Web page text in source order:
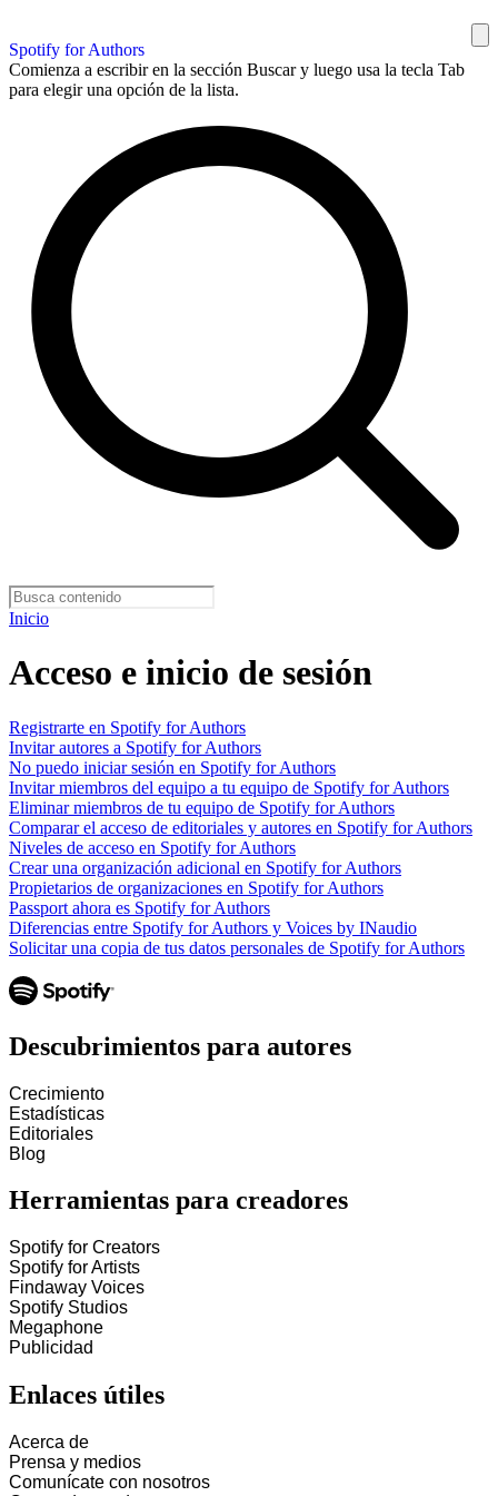
Spotify for Authors
Comienza a escribir en la sección Buscar y luego usa la tecla Tab
para elegir una opción de la lista.
Inicio
Acceso e inicio de sesión
Registrarte en Spotify for Authors
Invitar autores a Spotify for Authors
No puedo iniciar sesión en Spotify for Authors
Invitar miembros del equipo a tu equipo de Spotify for Authors
Eliminar miembros de tu equipo de Spotify for Authors
Comparar el acceso de editoriales y autores en Spotify for Authors
Niveles de acceso en Spotify for Authors
Crear una organización adicional en Spotify for Authors
Propietarios de organizaciones en Spotify for Authors
Passport ahora es Spotify for Authors
Diferencias entre Spotify for Authors y Voices by INaudio
Solicitar una copia de tus datos personales de Spotify for Authors
Descubrimientos para autores
Crecimiento
Estadísticas
Editoriales
Blog
Herramientas para creadores
Spotify for Creators
Spotify for Artists
Findaway Voices
Spotify Studios
Megaphone
Publicidad
Enlaces útiles
Acerca de
Prensa y medios
Comunícate con nosotros